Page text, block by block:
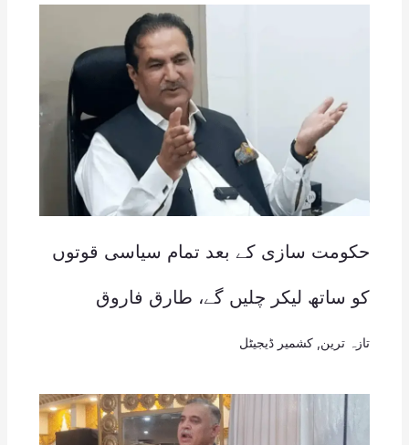
حکومت سازی کے بعد تمام سیاسی قوتوں
کو ساتھ لیکر چلیں گے، طارق فاروق
تازہ ترین کشمیر ڈیجیٹل